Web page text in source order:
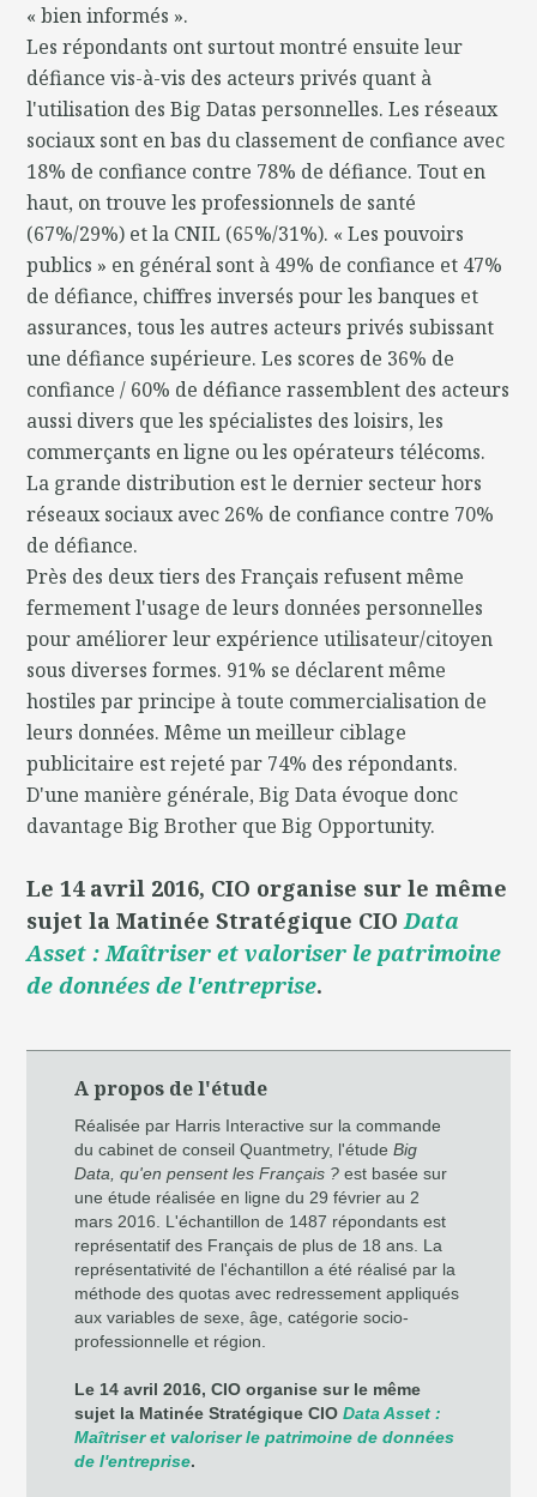
« bien informés ».
Les répondants ont surtout montré ensuite leur
défiance vis-à-vis des acteurs privés quant à
l'utilisation des Big Datas personnelles. Les réseaux
sociaux sont en bas du classement de confiance avec
18% de confiance contre 78% de défiance. Tout en
haut, on trouve les professionnels de santé
(67%/29%) et la CNIL (65%/31%). « Les pouvoirs
publics » en général sont à 49% de confiance et 47%
de défiance, chiffres inversés pour les banques et
assurances, tous les autres acteurs privés subissant
une défiance supérieure. Les scores de 36% de
confiance / 60% de défiance rassemblent des acteurs
aussi divers que les spécialistes des loisirs, les
commerçants en ligne ou les opérateurs télécoms.
La grande distribution est le dernier secteur hors
réseaux sociaux avec 26% de confiance contre 70%
de défiance.
Près des deux tiers des Français refusent même
fermement l'usage de leurs données personnelles
pour améliorer leur expérience utilisateur/citoyen
sous diverses formes. 91% se déclarent même
hostiles par principe à toute commercialisation de
leurs données. Même un meilleur ciblage
publicitaire est rejeté par 74% des répondants.
D'une manière générale, Big Data évoque donc
davantage Big Brother que Big Opportunity.
Le 14 avril 2016, CIO organise sur le même
sujet la Matinée Stratégique CIOData
Asset : Maîtriser et valoriser le patrimoine
de données de l'entreprise.
A propos de l'étude
Réalisée par Harris Interactive sur la commande
du cabinet de conseil Quantmetry, l'étudeBig
Data, qu'en pensent les Français ? est basée sur
une étude réalisée en ligne du 29 février au 2
mars 2016. L'échantillon de 1487 répondants est
représentatif des Français de plus de 18 ans. La
représentativité de l'échantillon a été réalisé par la
méthode des quotas avec redressement appliqués
aux variables de sexe, âge, catégorie socio-
professionnelle et région.
Le 14 avril 2016, CIO organise sur le même
sujet la Matinée Stratégique CIOData Asset :
Maîtriser et valoriser le patrimoine de données
de l'entreprise.